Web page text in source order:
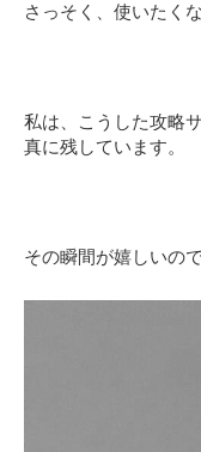
さっそく、使いたく
私は、こうした攻略
真に残しています。
その瞬間が嬉しいの